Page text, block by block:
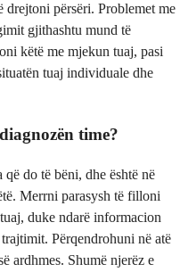
drejtoni përsëri. Problemet me
gjithashtu mund të
këtë me mjekun tuaj, pasi
tuaj individuale dhe
time?
do të bëni, dhe është në
Merrni parasysh të filloni
duke ndarë informacion
Përqendrohuni në atë
ardhmes. Shumë njerëz e